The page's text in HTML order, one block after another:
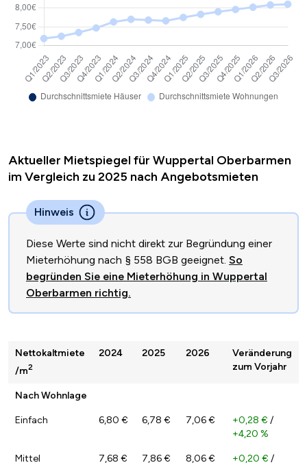
Aktueller Mietspiegel für Wuppertal Oberbarmen
im Vergleich zu 2025 nach Angebotsmieten
Hinweis
Diese Werte sind nicht direkt zur Begründung einer
Mieterhöhung nach § 558 BGB geeignet. So
begründen Sie eine Mieterhöhung in Wuppertal
Oberbarmen richtig.
Nettokaltmiete
/m2
2024 2025 2026
Veränderung
zum Vorjahr
Nach Wohnlage
Einfach 6,80 € 6,78 € 7,06 € +0,28 € /
+4,20 %
Mittel 7,68 € 7,86 € 8,06 € +0,20 € /